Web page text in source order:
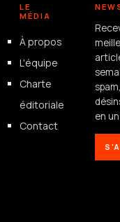
LE
MÉDIA
À propos
L'équipe
Charte
éditoriale
Contact
en